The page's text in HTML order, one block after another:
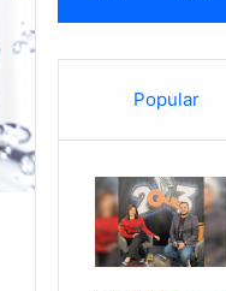
Popular